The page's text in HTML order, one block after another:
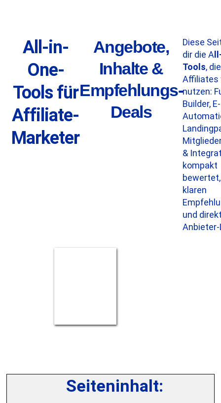
All-in-
One-
Tools für
Affiliate-
Marketer
Angebote,
Inhalte &
Empfehlungs-
Deals
Diese
dir die A
Tools, die
Affiliates
nutzen:
Builder,
&
kompakt
klaren
und
Anbieter-
Seiteninhalt: